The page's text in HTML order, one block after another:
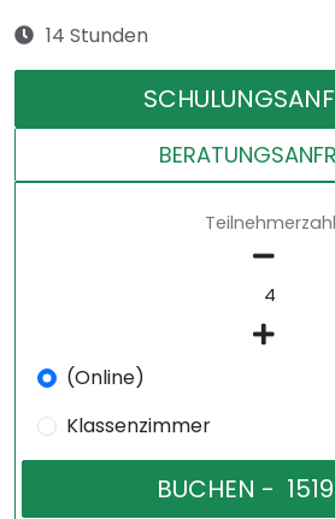
14 Stunden
Teilnehmerzahl
(Online)
Klassenzimmer